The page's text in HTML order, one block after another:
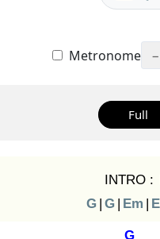
Metronome −
Full
INTRO :
G | G | Em |
G